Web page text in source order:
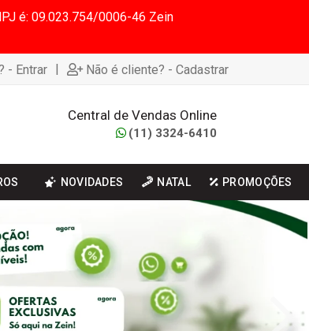
é: 09.023.754/0006-46 Zein
- Entrar | Não é cliente? - Cadastrar
Central de Vendas Online
(11) 3324-6410
NOVIDADES NATAL PROMOÇÕES